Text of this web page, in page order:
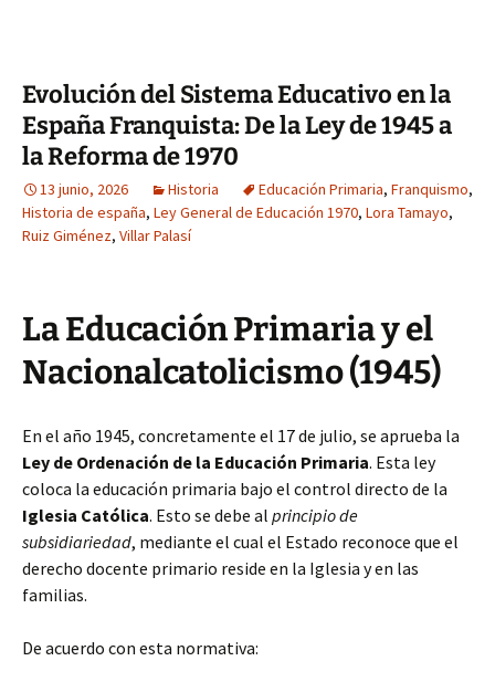
Evolución del Sistema Educativo en la
España Franquista: De la Ley de 1945 a
la Reforma de 1970
13 junio, 2026 Historia Educación Primaria, Franquismo,
Historia de españa, Ley General de Educación 1970, Lora Tamayo,
Ruiz Giménez, Villar Palasí
La Educación Primaria y el
Nacionalcatolicismo (1945)
En el año 1945, concretamente el 17 de julio, se aprueba la
Ley de Ordenación de la Educación Primaria. Esta ley
coloca la educación primaria bajo el control directo de la
Iglesia Católica. Esto se debe al principio de
subsidiariedad, mediante el cual el Estado reconoce que el
derecho docente primario reside en la Iglesia y en las
familias.
De acuerdo con esta normativa: